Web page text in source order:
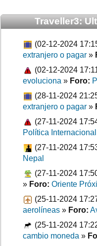
Traveller3:
(02-12-2024
extranjero o pagar »
(02-12-2024
evoluciona » Foro:
(28-11-2024
extranjero o pagar »
(27-11-2024
Política
(27-11-2024
Nepal
(27-11-2024
» Foro: Oriente
(25-11-2024
aerolíneas » Foro:
(25-11-2024
cambio moneda »